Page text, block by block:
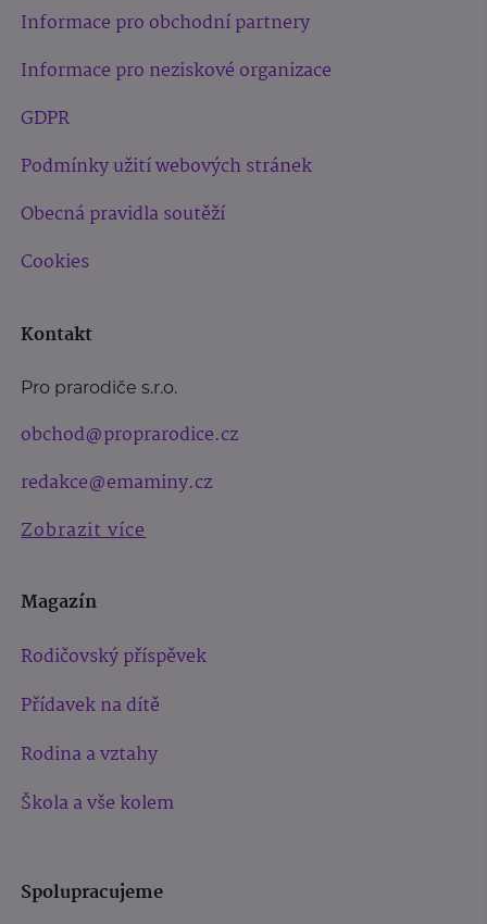
Informace pro obchodní partnery
Informace pro neziskové organizace
GDPR
Podmínky užití webových stránek
Obecná pravidla soutěží
Cookies
Kontakt
Pro prarodiče s.r.o.
obchod@proprarodice.cz
redakce@emaminy.cz
Zobrazit více
Magazín
Rodičovský příspěvek
Přídavek na dítě
Rodina a vztahy
Škola a vše kolem
Spolupracujeme